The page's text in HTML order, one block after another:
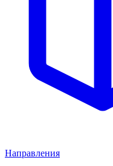
Направления